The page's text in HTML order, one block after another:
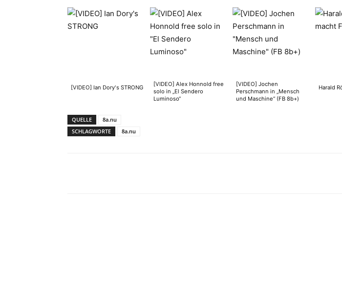
[VIDEO] Ian Dory's STRONG
[VIDEO] Alex Honnold free
solo in „El Sendero
Luminoso“
[VIDEO] Jochen
Perschmann in „Mensch
und Maschine“ (FB 8b+)
Harald
QUELLE
8a.nu
SCHLAGWORTE
8a.nu